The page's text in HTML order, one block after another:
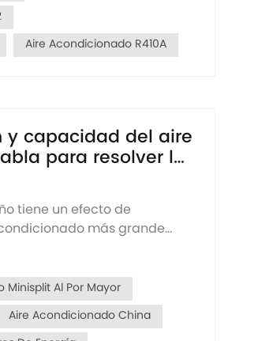
Aire Acondicionado R410A
capacidad del aire
para resolver la
tiene un efecto de
más grande
Entonces, ¿cuál es
aire acondicionado que
habitación...
Al Por Mayor
Aire Acondicionado China